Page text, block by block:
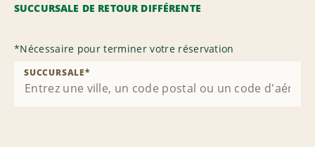
SUCCURSALE DE RETOUR DIFFÉRENTE
*Nécessaire pour terminer votre réservation
SUCCURSALE*